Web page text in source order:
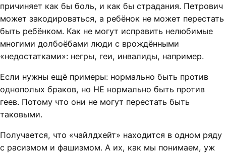
причиняет как бы боль, и как бы страдания. Петрович
может закодироваться, а ребёнок не может перестать
быть ребёнком. Как не могут исправить нелюбимые
многими долбоёбами люди с врождёнными
«недостатками»: негры, геи, инвалиды, например.
Если нужны ещё примеры: нормально быть против
однополых браков, но НЕ нормально быть против
геев. Потому что они не могут перестать быть
таковыми.
Получается, что «чайлдхейт» находится в одном ряду
с расизмом и фашизмом. А их, как мы понимаем, уж